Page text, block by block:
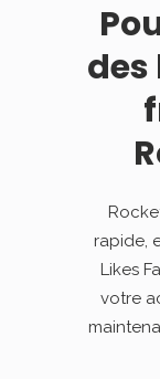
des
rapide,
Likes
votre